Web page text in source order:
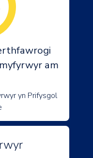
am
yn Prifysgol